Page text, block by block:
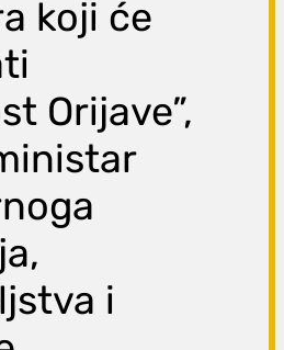
koji će
Orijave”,
i